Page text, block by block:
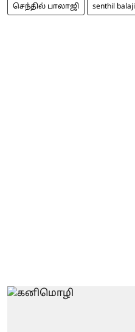
செந்தில் பாலாஜி senthil balaji